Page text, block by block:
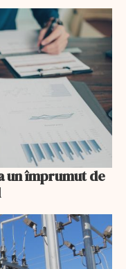
un împrumut de